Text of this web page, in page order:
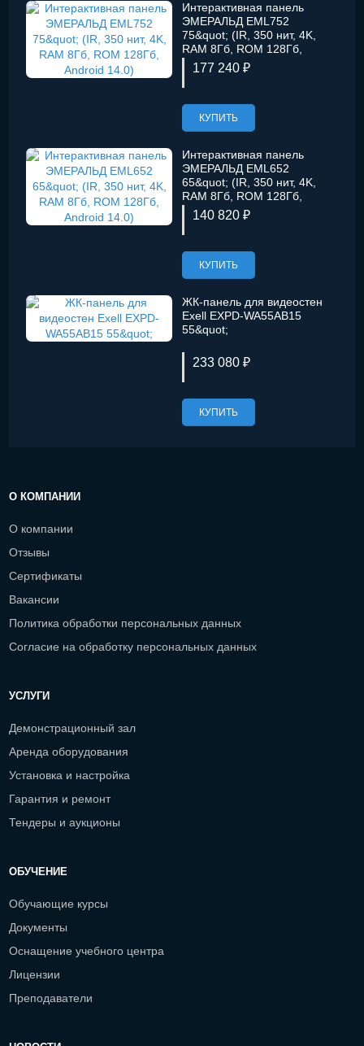
Интерактивная панель
ЭМЕРАЛЬД EML752
75&quot; (IR, 350 нит, 4K,
RAM 8Гб, ROM 128Гб,
Android 14.0)
177 240 ₽
КУПИТЬ
Интерактивная панель
ЭМЕРАЛЬД EML652
65&quot; (IR, 350 нит, 4K,
RAM 8Гб, ROM 128Гб,
Android 14.0)
140 820 ₽
КУПИТЬ
ЖК-панель для видеостен
Exell EXPD-WA55AB15
55&quot;
233 080 ₽
КУПИТЬ
О КОМПАНИИ
О компании
Отзывы
Сертификаты
Вакансии
Политика обработки персональных данных
Согласие на обработку персональных данных
УСЛУГИ
Демонстрационный зал
Аренда оборудования
Установка и настройка
Гарантия и ремонт
Тендеры и аукционы
ОБУЧЕНИЕ
Обучающие курсы
Документы
Оснащение учебного центра
Лицензии
Преподаватели